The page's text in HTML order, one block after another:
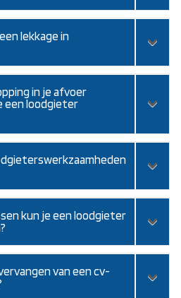
lekkage in
in je afvoer
een loodgieter
kun je een loodgieter
van een cv-